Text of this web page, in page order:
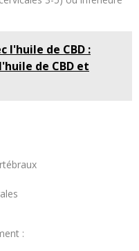
l'huile de CBD :
de CBD et
: